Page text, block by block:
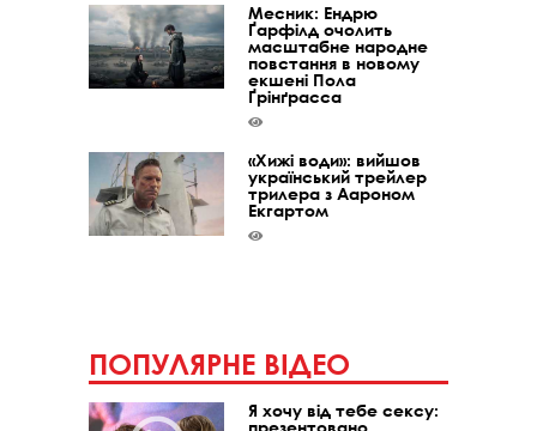
Месник: Ендрю
Ґарфілд очолить
масштабне народне
повстання в новому
екшені Пола
Ґрінґрасса
«Хижі води»: вийшов
український трейлер
трилера з Аароном
Екгартом
ПОПУЛЯРНЕ ВІДЕО
Я хочу від тебе сексу: